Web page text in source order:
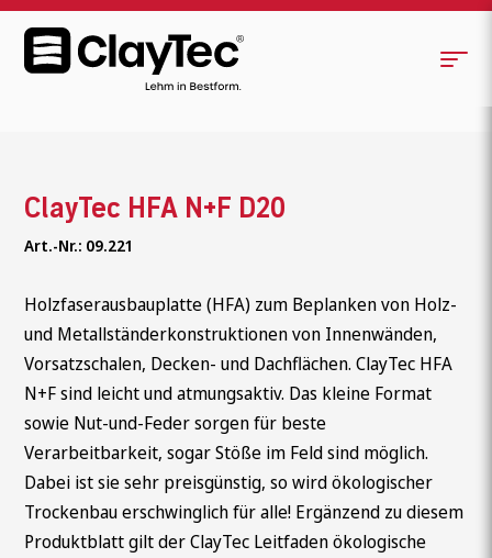
ClayTec HFA N+F D20
Art.-Nr.: 09.221
Holzfaserausbauplatte (HFA) zum Beplanken von Holz-
und Metallständerkonstruktionen von Innenwänden,
Vorsatzschalen, Decken- und Dachflächen. ClayTec HFA
N+F sind leicht und atmungsaktiv. Das kleine Format
sowie Nut-und-Feder sorgen für beste
Verarbeitbarkeit, sogar Stöße im Feld sind möglich.
Dabei ist sie sehr preisgünstig, so wird ökologischer
Trockenbau erschwinglich für alle! Ergänzend zu diesem
Produktblatt gilt der ClayTec Leitfaden ökologische